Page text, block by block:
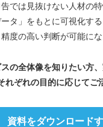
では見抜けない人材の
タ」をもとに可視化する
精度の高い判断が可能にな
スの全体像を知りたい方
れぞれの目的に応じてご
資料をダウンロード